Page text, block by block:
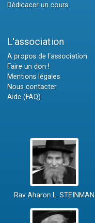
Dédicacer un cours
L'association
A propos de l'association
Faire un don !
Mentions légales
Nous contacter
Aide (FAQ)
Rav Aharon L. STEINMAN